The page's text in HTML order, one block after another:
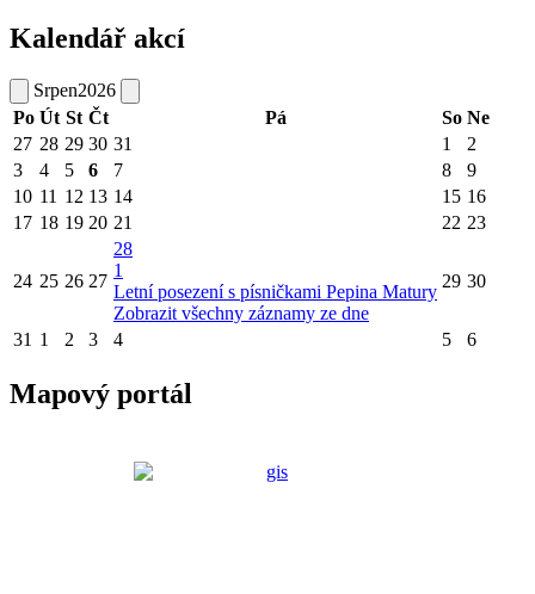
Kalendář akcí
Srpen2026
Po Út St Čt Pá So Ne
27 28 29 30 31 1
2
3
4 5 6 7 8
9
10 11 12 13 14 15 16
17 18 19 20 21 22 23
24 25 26 27
28
1
Letní posezení s písničkami Pepina Matury
Zobrazit všechny záznamy ze dne
29 30
31 1 2 3 4 5 6
Mapový portál